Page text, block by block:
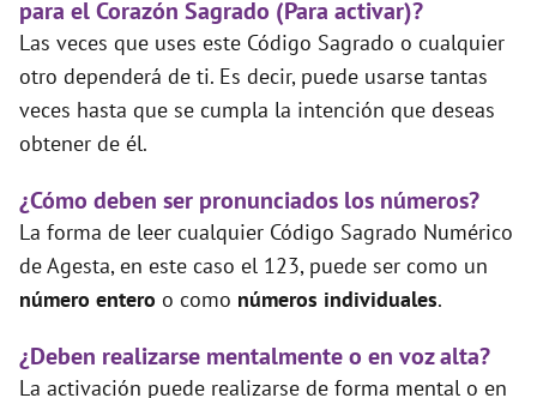
para el Corazón Sagrado (Para activar)?
Las veces que uses este Código Sagrado o cualquier
otro dependerá de ti. Es decir, puede usarse tantas
veces hasta que se cumpla la intención que deseas
obtener de él.
¿Cómo deben ser pronunciados los números?
La forma de leer cualquier Código Sagrado Numérico
de Agesta, en este caso el 123, puede ser como un
número entero o como números individuales.
¿Deben realizarse mentalmente o en voz alta?
La activación puede realizarse de forma mental o en